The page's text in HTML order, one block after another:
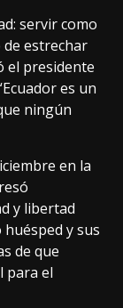
servir como
estrechar
el presidente
es un
ningún
en la
y libertad
y sus
de que
para el